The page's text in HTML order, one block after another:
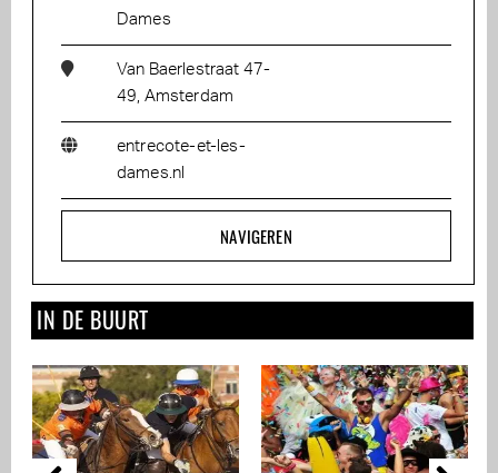
Dames
Van Baerlestraat 47-
49, Amsterdam
entrecote-et-les-
dames.nl
NAVIGEREN
IN DE BUURT